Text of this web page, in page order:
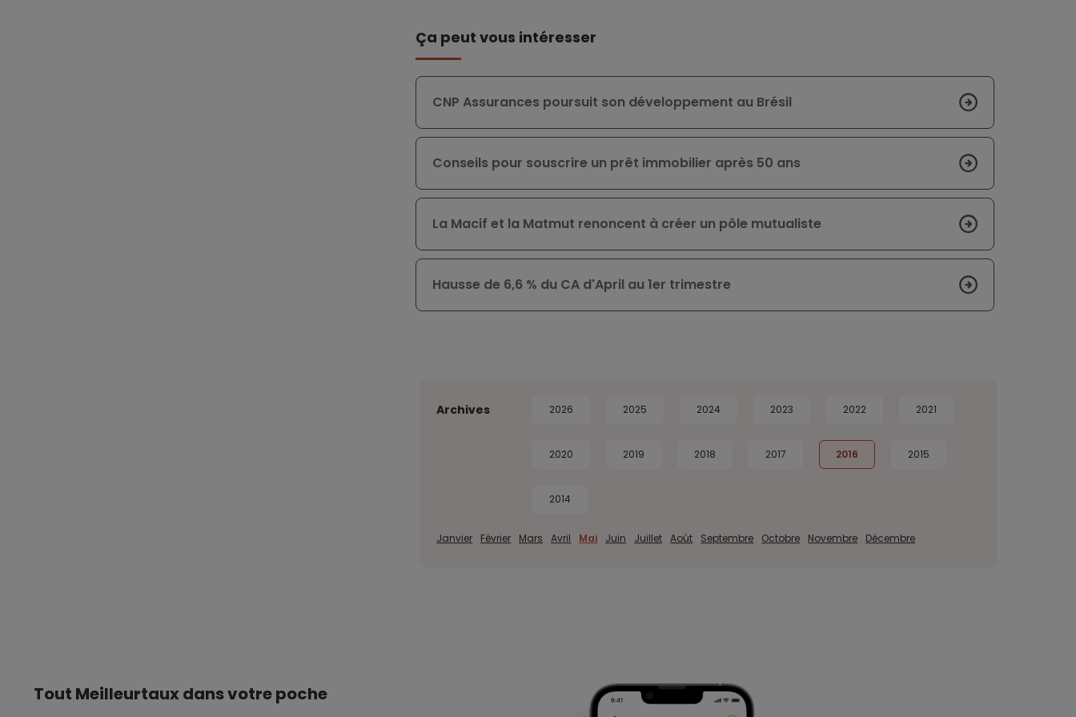
Ça peut vous intéresser
CNP Assurances poursuit son développement au Brésil
Conseils pour souscrire un prêt immobilier après 50 ans
La Macif et la Matmut renoncent à créer un pôle mutualiste
Hausse de 6,6 % du CA d'April au 1er trimestre
Archives 2026 2025 2024 2023 2022 2021
2020 2019 2018 2017 2016 2015
2014
Janvier Février Mars Avril Mai Juin Juillet Août Septembre Octobre Novembre Décembre
Tout Meilleurtaux dans votre poche